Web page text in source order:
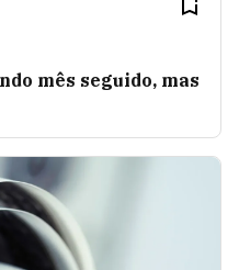
mês seguido, mas